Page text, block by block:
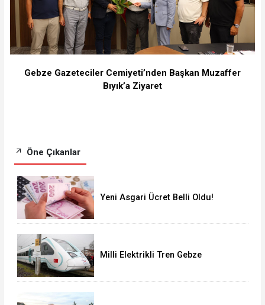
Gebze Gazeteciler Cemiyeti’nden Başkan Muzaffer
Bıyık’a Ziyaret
Öne Çıkanlar
Yeni Asgari Ücret Belli Oldu!
Milli Elektrikli Tren Gebze